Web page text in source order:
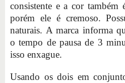
consistente e a cor
porém ele é cremoso.
naturais. A marca informa
o tempo de pausa de 3
isso enxague.
Usando os dois em